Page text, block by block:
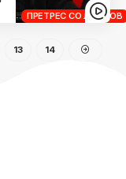
ПРЕТРЕС СО ЛАНДОВ
13 14